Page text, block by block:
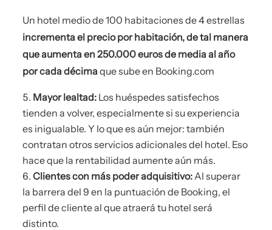
Un hotel medio de 100 habitaciones de 4 estrellas
incrementa el precio por habitación, de tal manera
que aumenta en 250.000 euros de media al año
por cada décima que sube en Booking.com
Mayor lealtad: Los huéspedes satisfechos
tienden a volver, especialmente si su experiencia
es inigualable. Y lo que es aún mejor: también
contratan otros servicios adicionales del hotel. Eso
hace que la rentabilidad aumente aún más.
Clientes con más poder adquisitivo: Al superar
la barrera del 9 en la puntuación de Booking, el
perfil de cliente al que atraerá tu hotel será
distinto.